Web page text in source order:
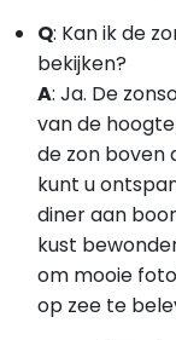
Q: Kan ik de
bekijken?
A: Ja. De
van de
de zon boven
kunt u
diner aan
kust
om mooie
op zee te